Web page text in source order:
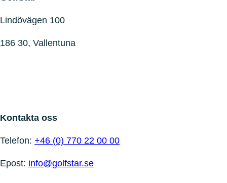
inlägg
Lindövägen 100
186 30, Vallentuna
Kontakta oss
Telefon: +46 (0) 770 22 00 00
Epost: info@golfstar.se